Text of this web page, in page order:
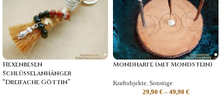
Hexenbesen
Schlüsselanhänger
“Dreifache Göttin”
Mondharfe (mit Mondstein)
Kraftobjekte Sonstige
29,90 €– 49,90 €